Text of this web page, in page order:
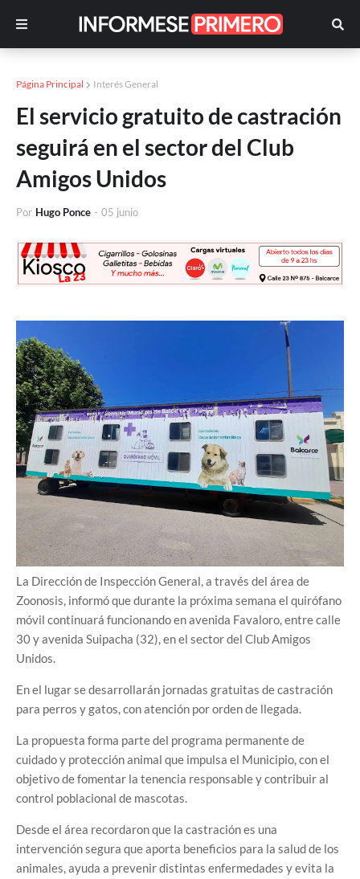
Página Principal Interés General
El servicio gratuito de castración
seguirá en el sector del Club
Amigos Unidos
Por Hugo Ponce - 05 junio
La Dirección de Inspección General, a través del área de
Zoonosis, informó que durante la próxima semana el quirófano
móvil continuará funcionando en avenida Favaloro, entre calle
30 y avenida Suipacha (32), en el sector del Club Amigos
Unidos.
En el lugar se desarrollarán jornadas gratuitas de castración
para perros y gatos, con atención por orden de llegada.
La propuesta forma parte del programa permanente de
cuidado y protección animal que impulsa el Municipio, con el
objetivo de fomentar la tenencia responsable y contribuir al
control poblacional de mascotas.
Desde el área recordaron que la castración es una
intervención segura que aporta beneficios para la salud de los
animales, ayuda a prevenir distintas enfermedades y evita la